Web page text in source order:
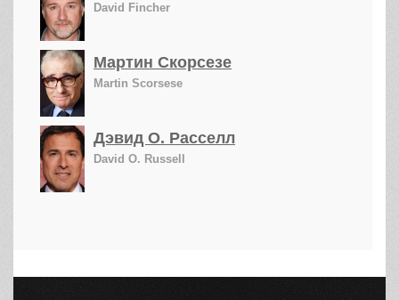
David Fincher
Мартин Скорсезе
Martin Scorsese
Дэвид О. Расселл
David O. Russell